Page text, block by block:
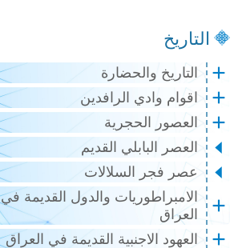
التاريخ
التاريخ والحضارة
اقوام وادي الرافدين
العصور الحجرية
العصر البابلي القديم
عصر فجر السلالات
الامبراطوريات والدول القديمة في
العراق
العهود الاجنبية القديمة في العراق